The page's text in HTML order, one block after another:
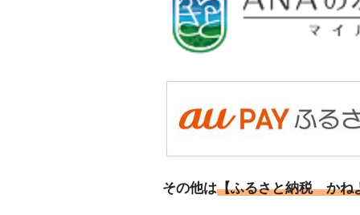
その他は【ふるさと納税 かね